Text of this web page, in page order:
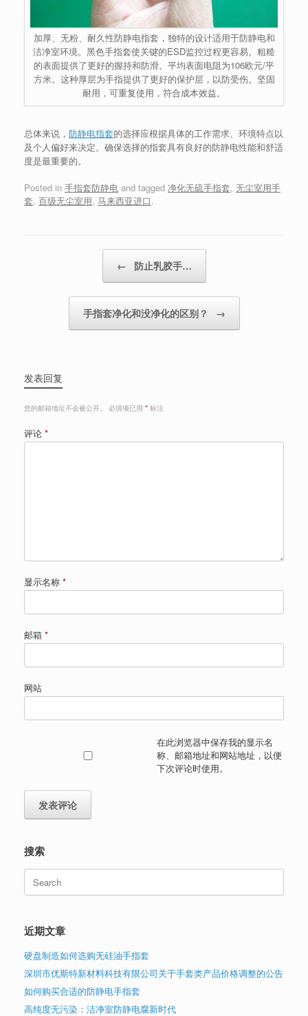
加厚、无粉、耐久性防静电指套，独特的设计适用于防静电和
洁净室环境。黑色手指套使关键的ESD监控过程更容易。粗糙
的表面提供了更好的握持和防滑。平均表面电阻为106欧元/平
方米。这种厚层为手指提供了更好的保护层，以防受伤。坚固
耐用，可重复使用，符合成本效益。
总体来说， 防静电指套的选择应根据具体的工作需求、环境特点以
及个人偏好来决定。确保选择的指套具有良好的防静电性能和舒适
度是最重要的。
Posted in 手指套防静电 and tagged 净化无硫手指套, 无尘室用手
套, 百级无尘室用, 马来西亚进口.
← 防止乳胶手…
手指套净化和没净化的区别？ →
发表回复
您的邮箱地址不会被公开。 必填项已用 * 标注
评论 *
显示名称 *
邮箱 *
网站
在此浏览器中保存我的显示名
称、邮箱地址和网站地址，以便
下次评论时使用。
搜索
Search
for:
近期文章
硬盘制造如何选购无硅油手指套
深圳市优斯特新材料科技有限公司关于手套类产品价格调整的公告
如何购买合适的防静电手指套
高纯度无污染：洁净室防静电腐新时代